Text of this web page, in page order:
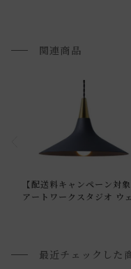
通常配送の場合、お品
■ご不明な点やご希望が
関連商品
【配送料キャンペーン対象
アートワークスタジオ ウ
最近チェックした